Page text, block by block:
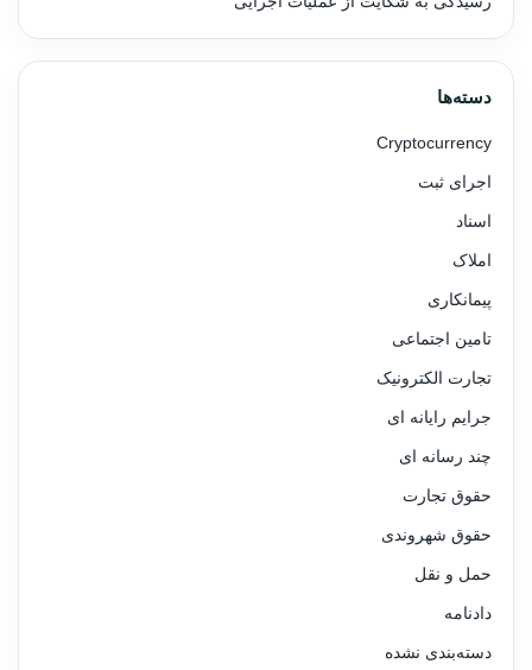
دسته‌ها
Cryptocurrency
اجرای ثبت
اسناد
املاک
پیمانکاری
تامین اجتماعی
تجارت الکترونیک
جرایم رایانه ای
چند رسانه ای
حقوق تجارت
حقوق شهروندی
حمل و نقل
دادنامه
دسته‌بندی نشده